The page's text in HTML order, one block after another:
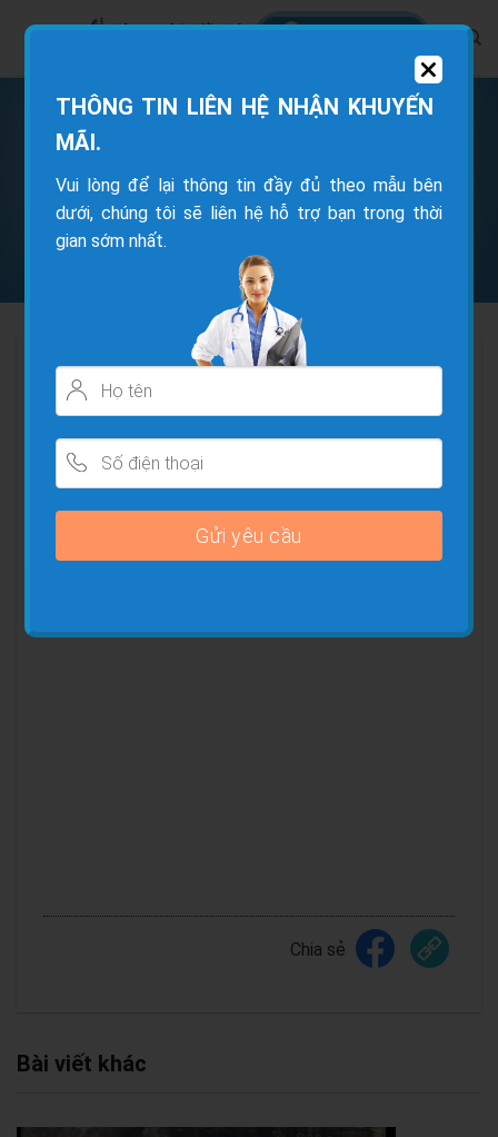
TRANG CHỦ
Hành Trình trả lại những bước chân đầu
tiên cho Chú Huynh Marcel 80 tuổi, đến
từ Pháp
Chia sẻ
Bài viết khác
THÔNG TIN LIÊN HỆ NHẬN KHUYẾN
MÃI.
Vui lòng để lại thông tin đầy đủ theo mẫu bên
dưới, chúng tôi sẽ liên hệ hỗ trợ bạn trong thời
gian sớm nhất.